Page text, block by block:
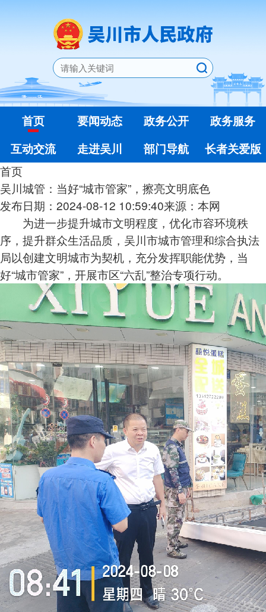
首页 要闻动态 政务公开
政务服务
互动交流
走进吴川 部门导航
长者关爱版
首页
吴川城管：当好“城市管家”，擦亮文明底色
发布日期：2024-08-12 10:59:40来源：本网
为进一步提升城市文明程度，优化市容环境秩
序，提升群众生活品质，吴川市城市管理和综合执法
局以创建文明城市为契机，充分发挥职能优势，当
好“城市管家”，开展市区“六乱”整治专项行动。